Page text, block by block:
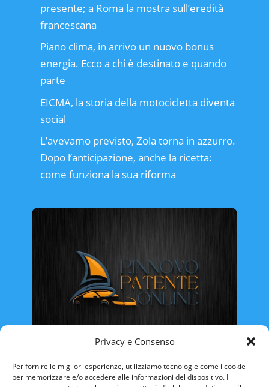
Privacy e Consenso
Per fornire le migliori esperienze, utilizziamo tecnologie come i cookie
per memorizzare e/o accedere alle informazioni del dispositivo. Il
presente; a Roma la mostra sull’eredità
francescana
Piano clima, in arrivo un nuovo bonus
energia. Ecco a chi è destinato e quando
parte
EICMA, la storia della motocicletta diventa
social
L’avevamo previsto, Zola torna in azzurro.
Dopo l’anticipazione, anche la ricetta:
come funziona la sua riforma